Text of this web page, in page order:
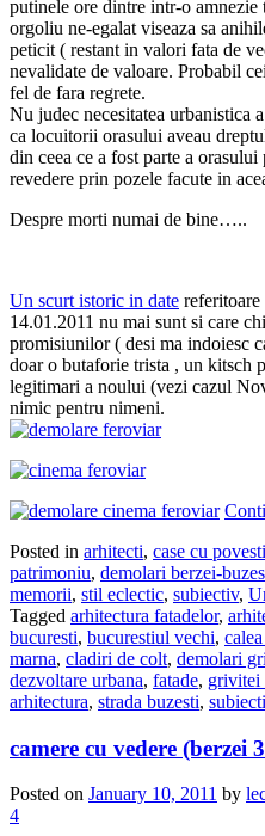
putinele ore dintre intr-o amnezie
orgoliu ne-egalat viseaza sa
peticit ( restant in valori fata de
nevalidate de valoare. Probabil
fel de fara regrete.
Nu judec necesitatea urbanistica
ca locuitorii orasului aveau
din ceea ce a fost parte a
revedere prin pozele facute in
Despre morti numai de bine…..
Un scurt istoric in date
14.01.2011 nu mai sunt si care
promisiunilor ( desi ma indoiesc
doar o butaforie trista , un kitsch
legitimari a noului (vezi cazul
nimic pentru nimeni.
Posted in arhitecti, case cu povesti
patrimoniu, demolari berzei-
memorii, stil eclectic, subiectiv,
Tagged arhitectura fatadelor,
bucuresti, bucurestiul vechi,
marna, cladiri de colt, demolari
dezvoltare urbana, fatade, grivitei
arhitectura, strada buzesti,
camere cu vedere (berzei
Posted on January 10, 2011 by
4